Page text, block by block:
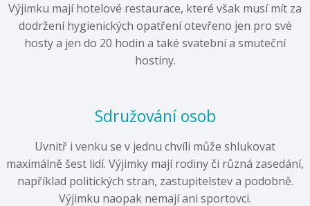
Výjimku mají hotelové restaurace, které však musí mít za
dodržení hygienických opatření otevřeno jen pro své
hosty a jen do 20 hodin a také svatební a smuteční
hostiny.
Sdružování osob
Uvnitř i venku se v jednu chvíli může shlukovat
maximálně šest lidí. Výjimky mají rodiny či různá zasedání,
například politických stran, zastupitelstev a podobně.
Výjimku naopak nemají ani sportovci.